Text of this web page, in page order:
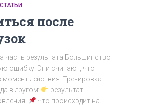
СТАТЬИ
после
часть результата Большинство
ошибку. Они считают, что
момент действия. Тренировка.
в другом:
результат
Что происходит на